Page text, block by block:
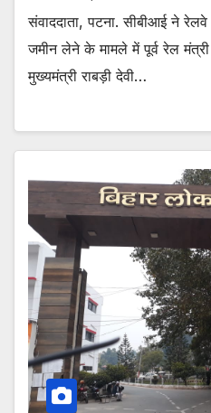
संवाददाता, पटना. सीबीआई ने
जमीन लेने के मामले में पूर्व रेल
मुख्यमंत्री राबड़ी देवी…